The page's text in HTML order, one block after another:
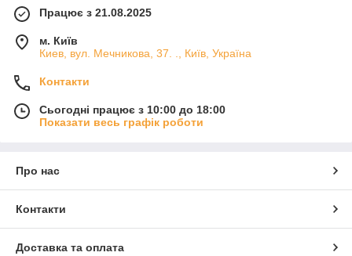
Працює з 21.08.2025
м. Київ
Киев, вул. Мечникова, 37. ., Київ, Україна
Контакти
Сьогодні працює з 10:00 до 18:00
Показати весь графік роботи
Про нас
Контакти
Доставка та оплата